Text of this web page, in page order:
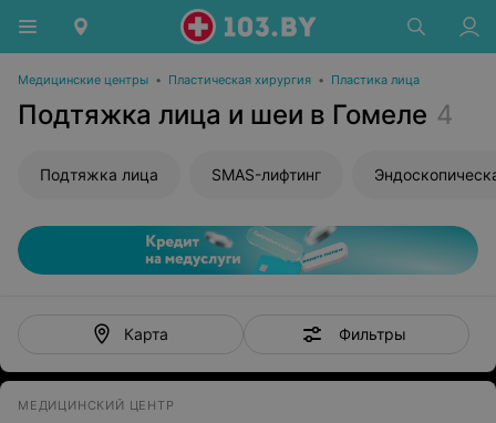
Медицинские центры • Пластическая хирургия • Пластика лица
Подтяжка лица и шеи в Гомеле 4
Подтяжка лица SMAS-лифтинг
Карта Фильтры
МЕДИЦИНСКИЙ ЦЕНТР